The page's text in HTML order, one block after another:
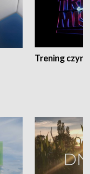
Trening czyni